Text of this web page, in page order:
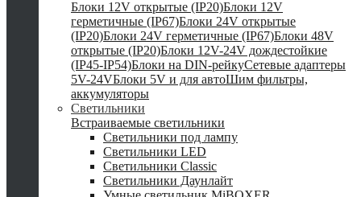
Блоки 12V открытые (IP20)Блоки 12V
герметичные (IP67)Блоки 24V открытые
(IP20)Блоки 24V герметичные (IP67)Блоки 48V
открытые (IP20)Блоки 12V-24V дождестойкие
(IP45-IP54)Блоки на DIN-рейкуСетевые адаптеры
5V-24VБлоки 5V и для автоШим фильтры,
аккумуляторы
Светильники
Встраиваемые светильники
Светильники под лампу
Светильники LED
Светильники Classic
Светильники Даунлайт